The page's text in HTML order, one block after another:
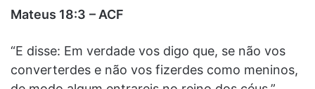
Mateus 18:3 – ACF
“E disse: Em verdade vos digo que, se não vos
converterdes e não vos fizerdes como meninos,